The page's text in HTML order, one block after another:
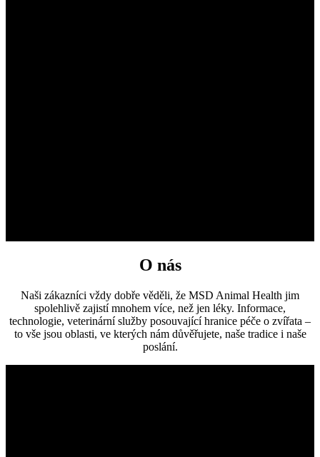
O nás
Naši zákazníci vždy dobře věděli, že MSD Animal Health jim
spolehlivě zajistí mnohem více, než jen léky. Informace,
technologie, veterinární služby posouvající hranice péče o zvířata –
to vše jsou oblasti, ve kterých nám důvěřujete, naše tradice i naše
poslání.